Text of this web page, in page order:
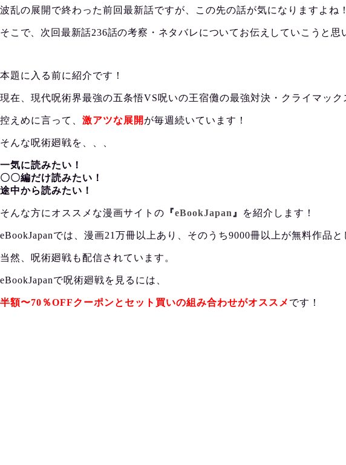
波乱の展開で終わった前回最新話ですが、この先の話が気になりますよね
そこで、次回最新話236話の考察・ネタバレについてお伝えしていこうと思
本題に入る前に紹介です！
現在、現代呪術界最強の五条悟VS呪いの王宿儺の最強対決・クライマック
控えめに言って、 激アツな展開 が毎週続いています！
そんな呪術廻戦を、、、
一気に読みたい！
〇〇編だけ読みたい！
途中から読みたい！
そんな方にオススメな漫画サイトの 『eBookJapan 』 を紹介します！
eBookJapanでは、漫画21万冊以上あり、そのうち9000冊以上が無料作品と
当然、呪術廻戦も配信されています。
eBookJapanで呪術廻戦を見るには、
半額〜70％OFFクーポンとセット買いの組み合わせがオススメ です！